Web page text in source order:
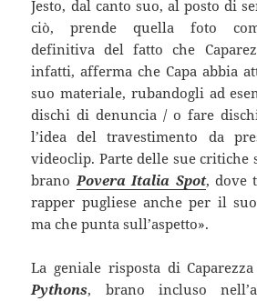
Jesto, dal canto suo, al posto di
ciò, prende quella foto
definitiva del fatto che
infatti, afferma che Capa abbia
suo materiale, rubandogli ad
dischi di denuncia / o fare
l’idea del travestimento da
videoclip. Parte delle sue critiche
branoPovera Italia Spot, dove
rapper pugliese anche per il
ma che punta sull’aspetto».
La geniale risposta di
Pythons, brano incluso